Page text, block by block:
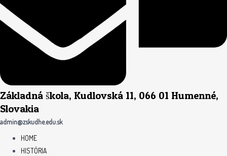
Základná škola, Kudlovská 11, 066 01 Humenné,
Slovakia
admin@zskudhe.edu.sk
HOME
HISTÓRIA